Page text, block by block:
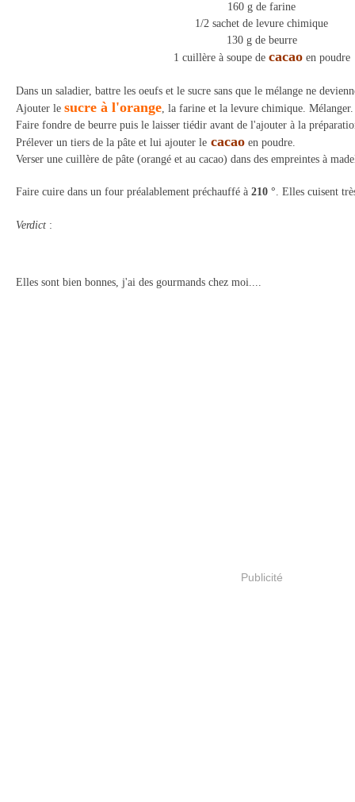
160 g de farine
1/2 sachet de levure chimique
130 g de beurre
1 cuillère à soupe de cacaoen poudre
Dans un saladier, battre les oeufs et le sucre sans que le mélange ne
Ajouter le sucre à l'orange, la farine et la levure chimique. Mélanger.
Faire fondre de beurre puis le laisser tiédir avant de l'ajouter à la
Prélever un tiers de la pâte et lui ajouter le cacao en poudre.
Verser une cuillère de pâte (orangé et au cacao) dans des empreintes à
Faire cuire dans un four préalablement préchauffé à 210 °. Elles cuisent
Verdict :
Elles sont bien bonnes, j'ai des gourmands chez moi....
Publicité